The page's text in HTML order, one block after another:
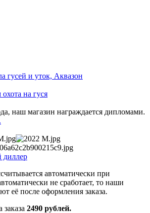
гусей и уток, Аквазон
на гуся
наш магазин награждается дипломами.
автоматически при
не сработает, то наши
её после оформления заказа.
2490 рублей.